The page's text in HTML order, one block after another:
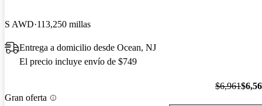
S AWD 113,250 millas
Entrega a domicilio desde Ocean, NJ
El precio incluye envío de $749
Gran oferta
$6,961